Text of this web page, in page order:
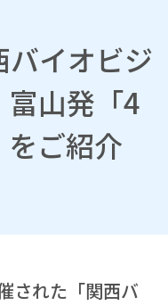
バイオビジ
山発「4
ご紹介
された「関西バ